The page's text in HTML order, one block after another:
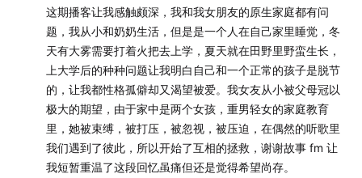
这期播客让我感触颇深，我和我女朋友的原生家庭都有问
题，我从小和奶奶生活，但是是一个人在自己家里睡觉，冬
天有大雾需要打着火把去上学，夏天就在田野里野蛮生长，
上大学后的种种问题让我明白自己和一个正常的孩子是脱节
的，让我都性格孤僻却又渴望被爱。我女友从小被父母冠以
极大的期望，由于家中是两个女孩，重男轻女的家庭教育
里，她被束缚，被打压，被忽视，被压迫，在偶然的听歌里
我们遇到了彼此，所以开始了互相的拯救，谢谢故事 fm 让
我短暂重温了这段回忆虽痛但还是觉得希望尚存。